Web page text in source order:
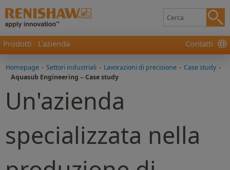
Prodotti L'azienda Contatti
Homepage - Settori industriali - Lavorazioni di precisione - Case study -
Aquasub Engineering − Case study
Un'azienda
specializzata nella